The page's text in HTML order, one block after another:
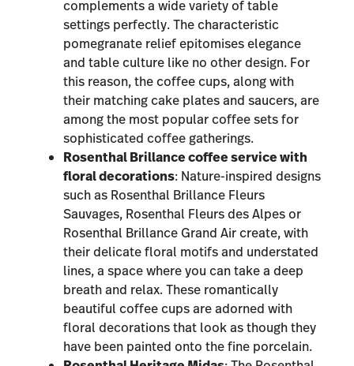
complements a wide variety of table
settings perfectly. The characteristic
pomegranate relief epitomises elegance
and table culture like no other design. For
this reason, the coffee cups, along with
their matching cake plates and saucers, are
among the most popular coffee sets for
sophisticated coffee gatherings.
Rosenthal Brillance coffee servicewith
floral decorations: Nature-inspired designs
such as Rosenthal Brillance Fleurs
Sauvages, Rosenthal Fleurs des Alpesor
Rosenthal Brillance Grand Aircreate, with
their delicate floral motifs and understated
lines, a space where you can take a deep
breath and relax. These romantically
beautiful coffee cups are adorned with
floral decorations that look as though they
have been painted onto the fine porcelain.